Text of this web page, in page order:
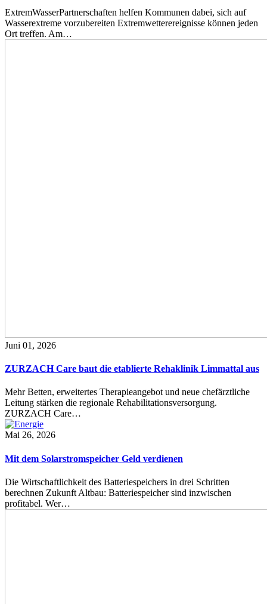
ExtremWasserPartnerschaften helfen Kommunen dabei, sich auf
Wasserextreme vorzubereiten Extremwetterereignisse können jeden
Ort treffen. Am…
Juni 01, 2026
ZURZACH Care baut die etablierte Rehaklinik Limmattal aus
Mehr Betten, erweitertes Therapieangebot und neue chefärztliche
Leitung stärken die regionale Rehabilitationsversorgung.
ZURZACH Care…
Mai 26, 2026
Mit dem Solarstromspeicher Geld verdienen
Die Wirtschaftlichkeit des Batteriespeichers in drei Schritten
berechnen Zukunft Altbau: Batteriespeicher sind inzwischen
profitabel. Wer…